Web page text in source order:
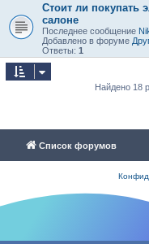
Стоит ли покупать
салоне
Последнее сообщение
Добавлено в форуме
Ответы: 1
Найдено 18
Список форумов